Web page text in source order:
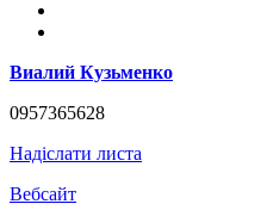
Виалий Кузьменко
0957365628
Надіслати листа
Вебсайт